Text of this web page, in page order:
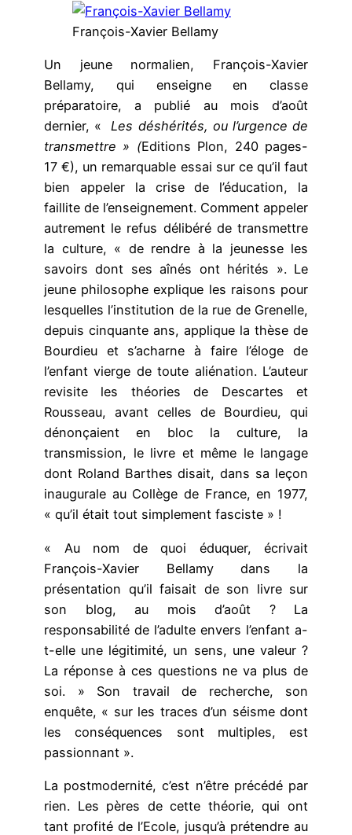
François-Xavier Bellamy
Un jeune normalien, François-Xavier
Bellamy, qui enseigne en classe
préparatoire, a publié au mois d’août
dernier, «Les déshérités, ou l’urgence de
transmettre » (Editions Plon, 240 pages-
17 €), un remarquable essai sur ce qu’il faut
bien appeler la crise de l’éducation, la
faillite de l’enseignement. Comment appeler
autrement le refus délibéré de transmettre
la culture, « de rendre à la jeunesse les
savoirs dont ses aînés ont hérités ». Le
jeune philosophe explique les raisons pour
lesquelles l’institution de la rue de Grenelle,
depuis cinquante ans, applique la thèse de
Bourdieu et s’acharne à faire l’éloge de
l’enfant vierge de toute aliénation. L’auteur
revisite les théories de Descartes et
Rousseau, avant celles de Bourdieu, qui
dénonçaient en bloc la culture, la
transmission, le livre et même le langage
dont Roland Barthes disait, dans sa leçon
inaugurale au Collège de France, en 1977,
« qu’il était tout simplement fasciste » !
« Au nom de quoi éduquer, écrivait
François-Xavier Bellamy dans la
présentation qu’il faisait de son livre sur
son blog, au mois d’août ? La
responsabilité de l’adulte envers l’enfant a-
t-elle une légitimité, un sens, une valeur ?
La réponse à ces questions ne va plus de
soi. » Son travail de recherche, son
enquête, « sur les traces d’un séisme dont
les conséquences sont multiples, est
passionnant ».
La postmodernité, c’est n’être précédé par
rien. Les pères de cette théorie, qui ont
tant profité de l’Ecole, jusqu’à prétendre au